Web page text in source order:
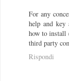
For any
help and
how to install
third party
Rispondi